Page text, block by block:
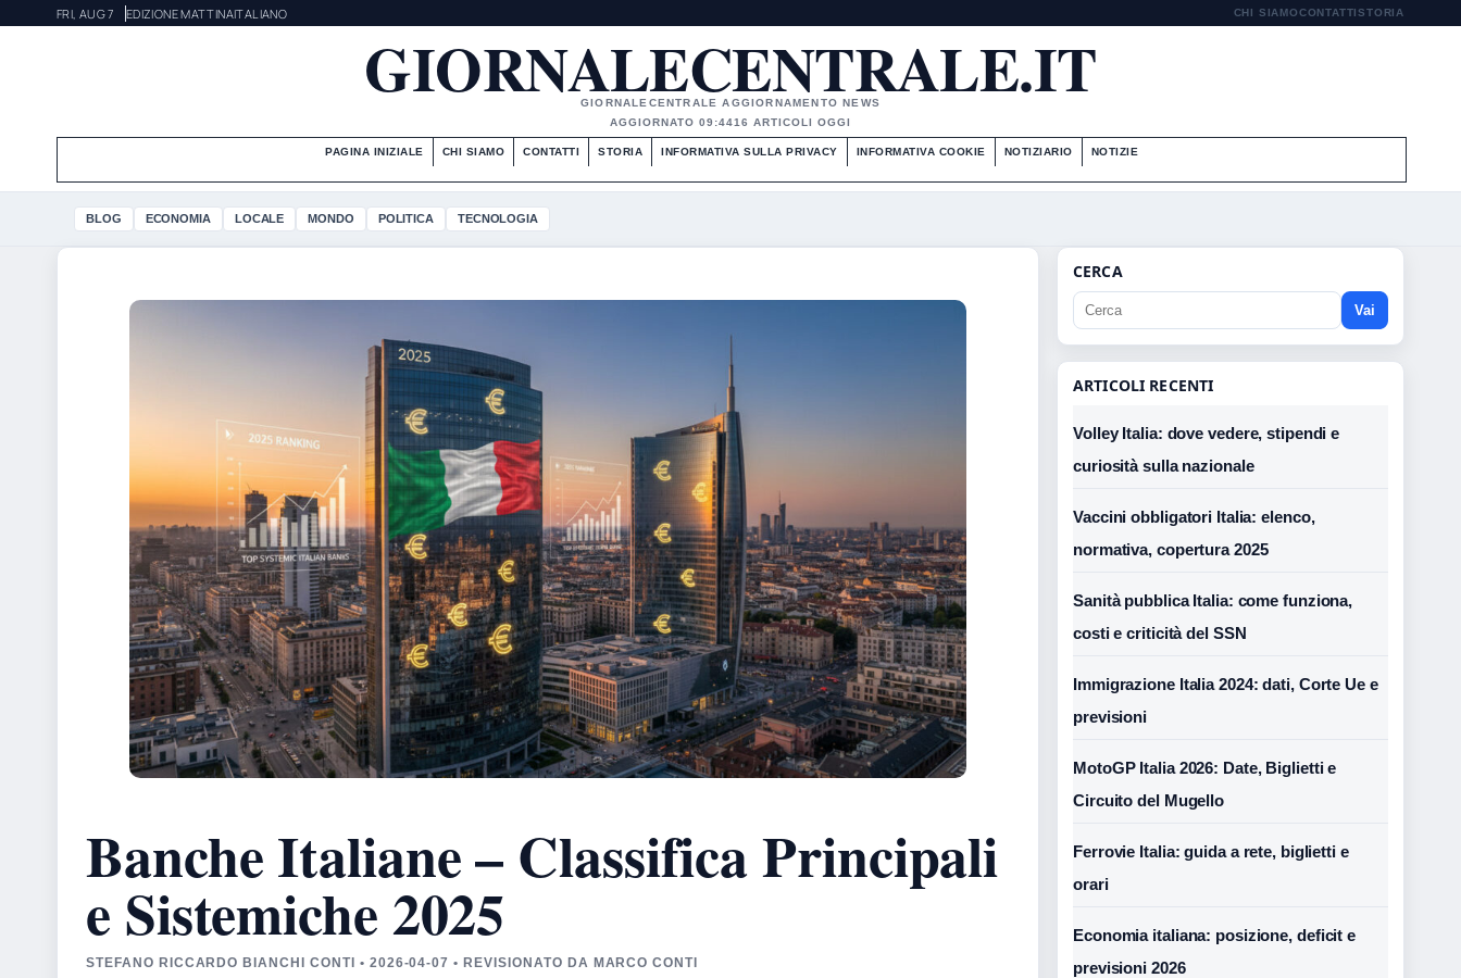
FRI, AUG 7 EDIZIONE MATTINAITALIANO CHI SIAMOCONTATTISTORIA
GIORNALECENTRALE.IT
GIORNALECENTRALE AGGIORNAMENTO NEWS
AGGIORNATO 09:4416 ARTICOLI OGGI
PAGINA INIZIALE CHI SIAMO CONTATTI STORIA INFORMATIVA SULLA PRIVACY INFORMATIVA COOKIE NOTIZIARIO NOTIZIE
BLOG ECONOMIA LOCALE MONDO POLITICA TECNOLOGIA
Banche Italiane – Classifica Principali
e Sistemiche 2025
STEFANO RICCARDO BIANCHI CONTI • 2026-04-07 • REVISIONATO DA MARCO CONTI
CERCA
Vai
ARTICOLI RECENTI
Volley Italia: dove vedere, stipendi e
curiosità sulla nazionale
Vaccini obbligatori Italia: elenco,
normativa, copertura 2025
Sanità pubblica Italia: come funziona,
costi e criticità del SSN
Immigrazione Italia 2024: dati, Corte Ue e
previsioni
MotoGP Italia 2026: Date, Biglietti e
Circuito del Mugello
Ferrovie Italia: guida a rete, biglietti e
orari
Economia italiana: posizione, deficit e
previsioni 2026